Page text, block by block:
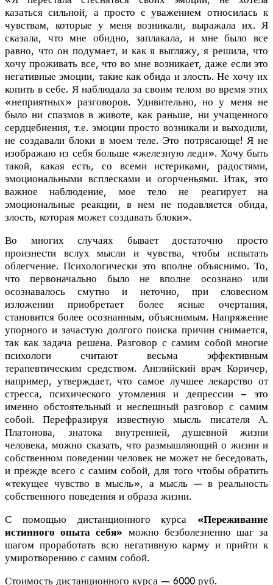
казаться сильной, а просто с уважением относилась к
чувствам, которые у меня возникали, выражала их. Я
сказала, что мне обидно, заплакала, и мне было все
равно, что он подумает, и как я выгляжу, я решила, что
хочу проживать все, что во мне возникает, даже если это
негативные эмоции, такие как обида и злость. Не хочу их
копить в себе. Я наблюдала за своим телом во время этих
«неприятных» разговоров. Удивительно, но у меня не
было ни спазмов в животе, как раньше, ни учащенного
сердцебиения, т.е. эмоции просто возникали и выходили,
не создавали блоки в моем теле. Это потрясающе! Я не
изображаю из себя больше «железную леди». Хочу быть
такой, какая есть, со всеми истериками, радостями,
эмоциональными всплесками и огорченьями. Итак, это
важное наблюдение, мое тело не реагирует на
эмоциональные реакции, в нем не подавляется обида,
злость, которая может создавать блоки».
Во многих случаях бывает достаточно просто
произнести вслух мысли и чувства, чтобы испытать
облегчение. Психологически это вполне объяснимо. То,
что первоначально было не вполне осознано или
осознавалось смутно и неточно, при словесном
изложении приобретает более ясные очертания,
становится более осознанным, объяснимым. Напряжение
упорного и зачастую долгого поиска причин снимается,
так как задача решена. Разговор с самим собой многие
психологи считают весьма эффективным
терапевтическим средством. Английский врач Коричер,
например, утверждает, что самое лучшее лекарство от
стресса, психического утомления и депрессии – это
именно обстоятельный и неспешный разговор с самим
собой. Перефразируя известную мысль писателя А.
Платонова, знатока внутренней, душевной жизни
человека, можно сказать, что размышляющий о жизни и
собственном поведении человек не может не беседовать,
и прежде всего с самим собой, для того чтобы обратить
«текущее чувство в мысль», а мысль — в реальность
собственного поведения и образа жизни.
С помощью дистанционного курса «Переживание
истинного опыта себя» можно безболезненно шаг за
шагом проработать всю негативную карму и прийти к
умиротворению с самим собой.
Стоимость дистанционного курса — 6000 руб.